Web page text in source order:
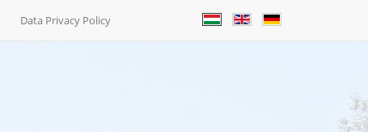
Data Privacy Policy